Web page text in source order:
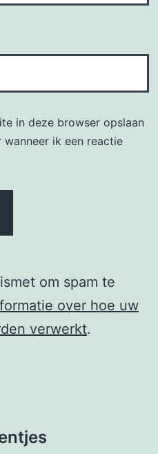
in deze browser opslaan
ik een reactie
om spam te
over hoe uw
verwerkt.